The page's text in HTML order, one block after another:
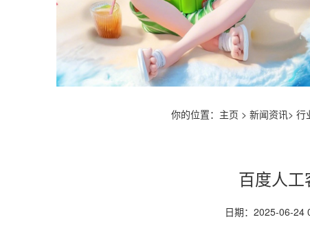
你的位置： 主页 > 新闻资讯> 行
百度人
日期：2025-06-24